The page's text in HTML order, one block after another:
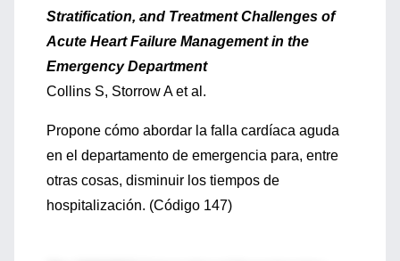
Stratification, and Treatment Challenges of
Acute Heart Failure Management in the
Emergency Department
Collins S, Storrow A et al.
Propone cómo abordar la falla cardíaca aguda
en el departamento de emergencia para, entre
otras cosas, disminuir los tiempos de
hospitalización. (Código 147)